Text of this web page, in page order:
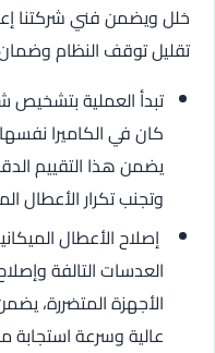
خلل ويضمن فني شركتنا
تقليل توقف النظام
تبدأ العملية
كان في الكاميرا
يضمن هذا التقييم
وتجنب تكرار الأعطال
إصلاح الأعطال
العدسات التالفة
الأجهزة المتضررة،
عالية وسرعة استجابة